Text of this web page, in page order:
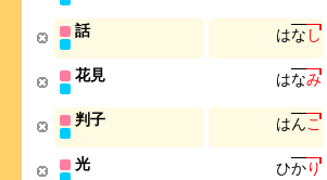
話 はな し
花見 はなみ
判子 はんこ
光 ひかり